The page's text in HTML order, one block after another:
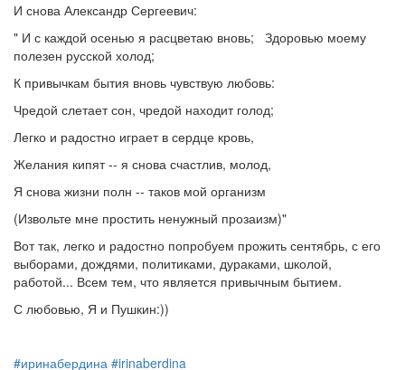
И снова Александр Сергеевич:
" И с каждой осенью я расцветаю вновь; Здоровью моему
полезен русской холод;
К привычкам бытия вновь чувствую любовь:
Чредой слетает сон, чредой находит голод;
Легко и радостно играет в сердце кровь,
Желания кипят -- я снова счастлив, молод,
Я снова жизни полн -- таков мой организм
(Извольте мне простить ненужный прозаизм)"
Вот так, легко и радостно попробуем прожить сентябрь, с его
выборами, дождями, политиками, дураками, школой,
работой... Всем тем, что является привычным бытием.
С любовью, Я и Пушкин:))
#иринабердина #irinaberdina